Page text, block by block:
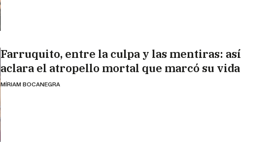
Farruquito, entre la culpa y las mentiras: así
aclara el atropello mortal que marcó su vida
MÍRIAM BOCANEGRA